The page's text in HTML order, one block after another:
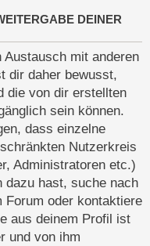
DEINER
mit anderen
dir daher bewusst,
die von dir erstellten
sein können.
dass einzelne
Nutzerkreis
Administratoren etc.)
dazu hast, suche nach
Forum oder kontaktiere
aus deinem Profil ist
und von ihm